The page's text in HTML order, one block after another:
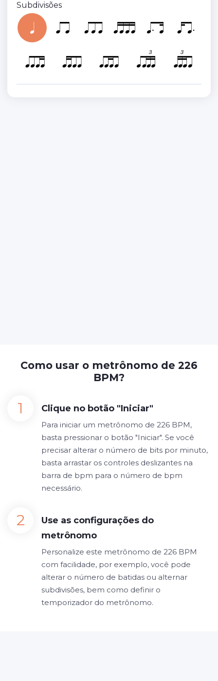
Subdivisões
Como usar o metrônomo de 226
BPM?
Clique no botão "Iniciar"
Para iniciar um metrônomo de 226 BPM,
basta pressionar o botão "Iniciar". Se você
precisar alterar o número de bits por minuto,
basta arrastar os controles deslizantes na
barra de bpm para o número de bpm
necessário.
Use as configurações do
metrônomo
Personalize este metrônomo de 226 BPM
com facilidade, por exemplo, você pode
alterar o número de batidas ou alternar
subdivisões, bem como definir o
temporizador do metrônomo.